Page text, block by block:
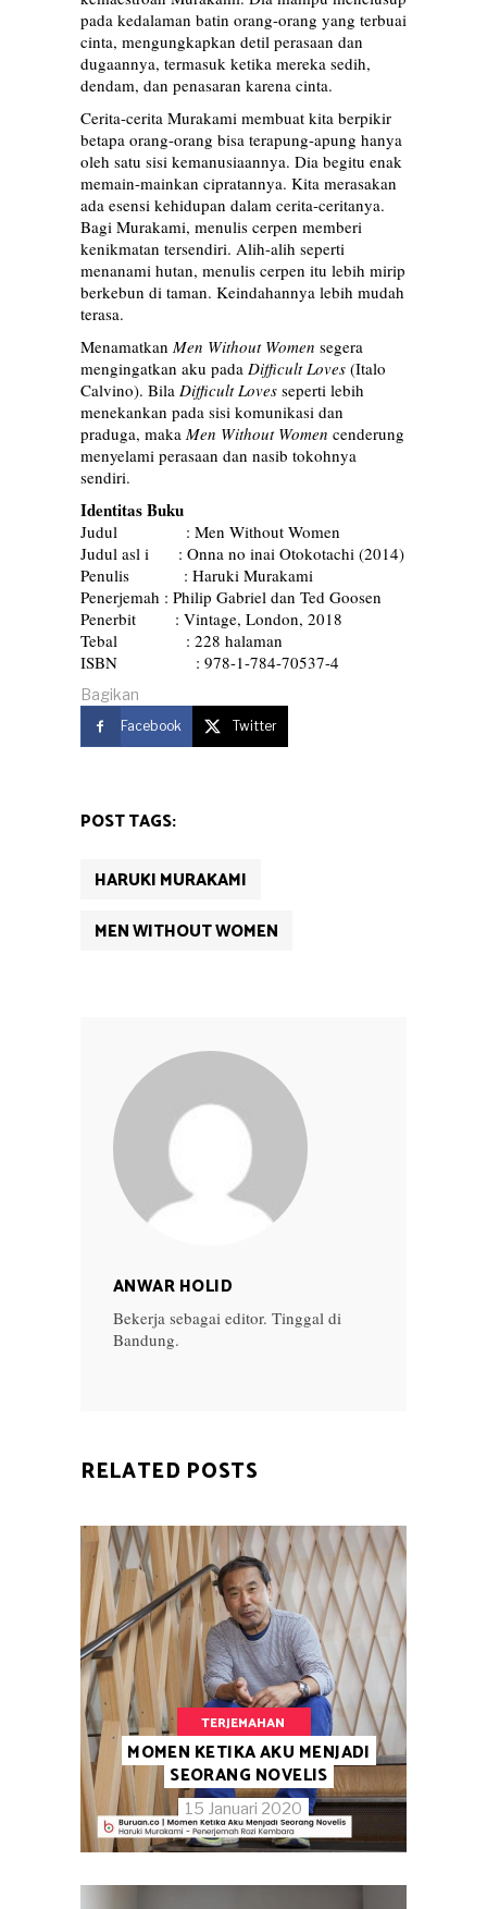
pada kedalaman batin orang-orang yang terbuai
cinta, mengungkapkan detil perasaan dan
dugaannya, termasuk ketika mereka sedih,
dendam, dan penasaran karena cinta.
Cerita-cerita Murakami membuat kita berpikir
betapa orang-orang bisa terapung-apung hanya
oleh satu sisi kemanusiaannya. Dia begitu enak
memain-mainkan cipratannya. Kita merasakan
ada esensi kehidupan dalam cerita-ceritanya.
Bagi Murakami, menulis cerpen memberi
kenikmatan tersendiri. Alih-alih seperti
menanami hutan, menulis cerpen itu lebih mirip
berkebun di taman. Keindahannya lebih mudah
terasa.
Menamatkan Men Without Women segera
mengingatkan aku pada Difficult Loves (Italo
Calvino). Bila Difficult Loves seperti lebih
menekankan pada sisi komunikasi dan
praduga, maka Men Without Women cenderung
menyelami perasaan dan nasib tokohnya
sendiri.
Identitas Buku
Judul : Men Without Women
Judul asl i : Onna no inai Otokotachi (2014)
Penulis : Haruki Murakami
Penerjemah : Philip Gabriel dan Ted Goosen
Penerbit : Vintage, London, 2018
Tebal : 228 halaman
ISBN : 978-1-784-70537-4
Bagikan
Facebook Twitter
POST TAGS:
HARUKI MURAKAMI
MEN WITHOUT WOMEN
ANWAR HOLID
Bekerja sebagai editor. Tinggal di
Bandung.
RELATED POSTS
TERJEMAHAN
MOMEN KETIKA AKU MENJADI
SEORANG NOVELIS
15 Januari 2020